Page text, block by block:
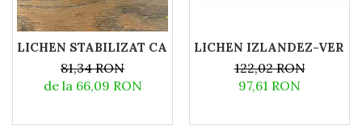
LICHEN STABILIZAT CANOPY-500 G
81,34 RON
de la 66,09 RON
LICHEN IZLANDEZ-
122,02 RON
97,61 RON